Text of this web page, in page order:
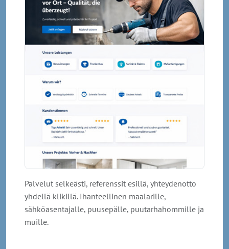
Palvelut selkeästi, referenssit esillä, yhteydenotto
yhdellä klikillä. Ihanteellinen maalarille,
sähköasentajalle, puusepälle, puutarhahommille ja
muille.